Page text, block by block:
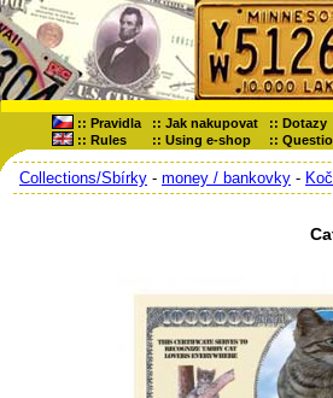
:: Pravidla :: Jak nakupovat :: Dotazy
:: Rules :: Using e-shop ::
Collections/Sbírky - money / bankovky -